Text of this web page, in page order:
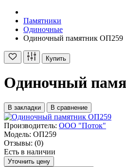
Памятники
Одиночные
Одиночный памятник ОП259
Купить
Одиночный
В закладки В сравнение
Производитель: ООО "Поток"
Модель: ОП259
Отзывы: (0)
Есть в наличии
Уточнить цену